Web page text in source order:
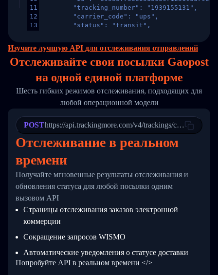
11
12
13
16
17
19
21
24
26
27
28
29
30
33
34
        "tracking_number": "1939155131",
        "carrier_code": "ups",
        "status": "transit",
        "itemTimeLength": 2,
        "weblink": "",
        "trackinfo": [
          {
            "Date": "2017-03-08 04: 22: 00",
"StatusDescription": "Departed
          },
          {
            "Date": "2017-03-06 15:28:00",
"StatusDescription": "Shipment
"Details": "BEIJING-
          }
        ]
  }
}
Изучите лучшую API для отслеживания отправлений
Отслеживайте свои посылки Gaopost
на однойединой платформе
Шесть гибких режимов отслеживания, подходящих для
любой операционной модели
POSThttps://api.trackingmore.com/v4/trackings/create
Отслеживание в реальном
времени
Получайте мгновенные результаты отслеживания и
обновления статуса для любой посылки одним
вызовом API
Страницы отслеживания заказов электронной
коммерции
Сокращение запросов WISMO
Автоматические уведомления о статусе доставки
Попробуйте API в реальном времени </>